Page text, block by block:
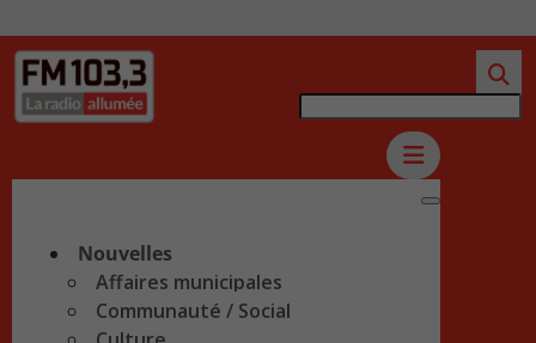
Nouvelles
Affaires municipales
Communauté / Social